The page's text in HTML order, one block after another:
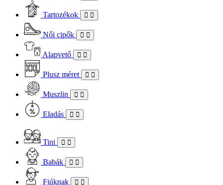
Tartozékok
Női cipők
Alapvető
Plusz méret
Muszlin
Eladás
Tini
Babák
Fiúknak